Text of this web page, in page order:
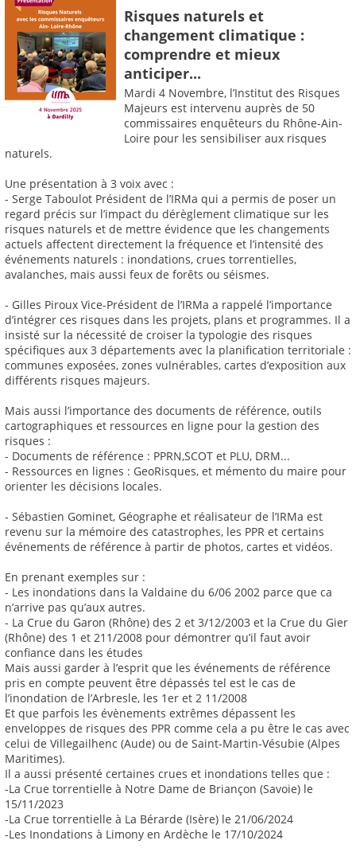
Risques naturels et
changement climatique :
comprendre et mieux
anticiper...
Mardi 4 Novembre, l’Institut des Risques
Majeurs est intervenu auprès de 50
commissaires enquêteurs du Rhône-Ain-
Loire pour les sensibiliser aux risques
naturels.
Une présentation à 3 voix avec :
- Serge Taboulot Président de l’IRMa qui a permis de poser un
regard précis sur l’impact du dérèglement climatique sur les
risques naturels et de mettre évidence que les changements
actuels affectent directement la fréquence et l’intensité des
événements naturels : inondations, crues torrentielles,
avalanches, mais aussi feux de forêts ou séismes.
- Gilles Piroux Vice-Président de l’IRMa a rappelé l’importance
d’intégrer ces risques dans les projets, plans et programmes. Il a
insisté sur la nécessité de croiser la typologie des risques
spécifiques aux 3 départements avec la planification territoriale :
communes exposées, zones vulnérables, cartes d’exposition aux
différents risques majeurs.
Mais aussi l’importance des documents de référence, outils
cartographiques et ressources en ligne pour la gestion des
risques :
- Documents de référence : PPRN,SCOT et PLU, DRM...
- Ressources en lignes : GeoRisques, et mémento du maire pour
orienter les décisions locales.
- Sébastien Gominet, Géographe et réalisateur de l’IRMa est
revenu sur la mémoire des catastrophes, les PPR et certains
événements de référence à partir de photos, cartes et vidéos.
En prenant exemples sur :
- Les inondations dans la Valdaine du 6/06 2002 parce que ca
n’arrive pas qu’aux autres.
- La Crue du Garon (Rhône) des 2 et 3/12/2003 et la Crue du Gier
(Rhône) des 1 et 211/2008 pour démontrer qu’il faut avoir
confiance dans les études
Mais aussi garder à l’esprit que les événements de référence
pris en compte peuvent être dépassés tel est le cas de
l’inondation de l’Arbresle, les 1er et 2 11/2008
Et que parfois les évènements extrêmes dépassent les
enveloppes de risques des PPR comme cela a pu être le cas avec
celui de Villegailhenc (Aude) ou de Saint-Martin-Vésubie (Alpes
Maritimes).
Il a aussi présenté certaines crues et inondations telles que :
-La Crue torrentielle à Notre Dame de Briançon (Savoie) le
15/11/2023
-La Crue torrentielle à La Bérarde (Isère) le 21/06/2024
-Les Inondations à Limony en Ardèche le 17/10/2024